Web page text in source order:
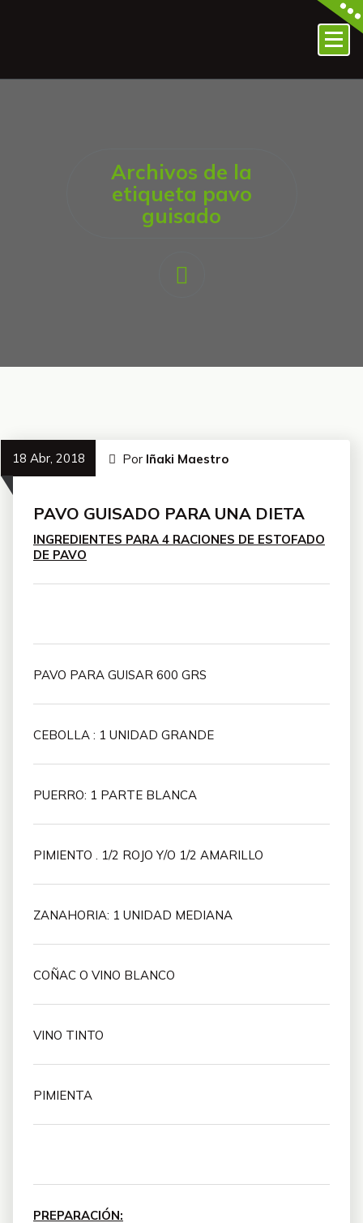
Archivos de la
etiqueta pavo
guisado
18 Abr, 2018 Por Iñaki Maestro
PAVO GUISADO PARA UNA DIETA
INGREDIENTES PARA 4 RACIONES DE ESTOFADO
DE PAVO
PAVO PARA GUISAR 600 GRS
CEBOLLA : 1 UNIDAD GRANDE
PUERRO: 1 PARTE BLANCA
PIMIENTO . 1/2 ROJO Y/O 1/2 AMARILLO
ZANAHORIA: 1 UNIDAD MEDIANA
COÑAC O VINO BLANCO
VINO TINTO
PIMIENTA
PREPARACIÓN: